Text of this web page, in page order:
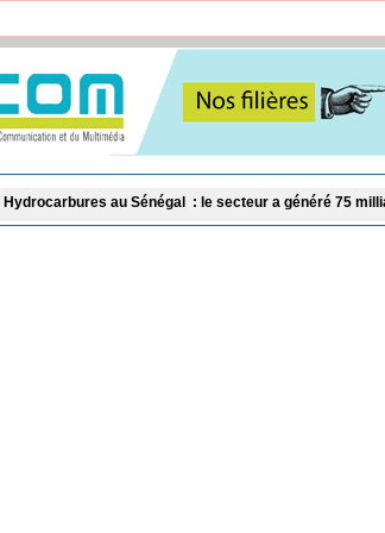
au Sénégal : le secteur a généré 75 milliards de